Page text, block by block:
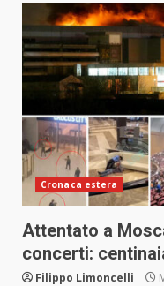
Cronaca estera
Attentato a
concerti:
Filippo Limoncelli